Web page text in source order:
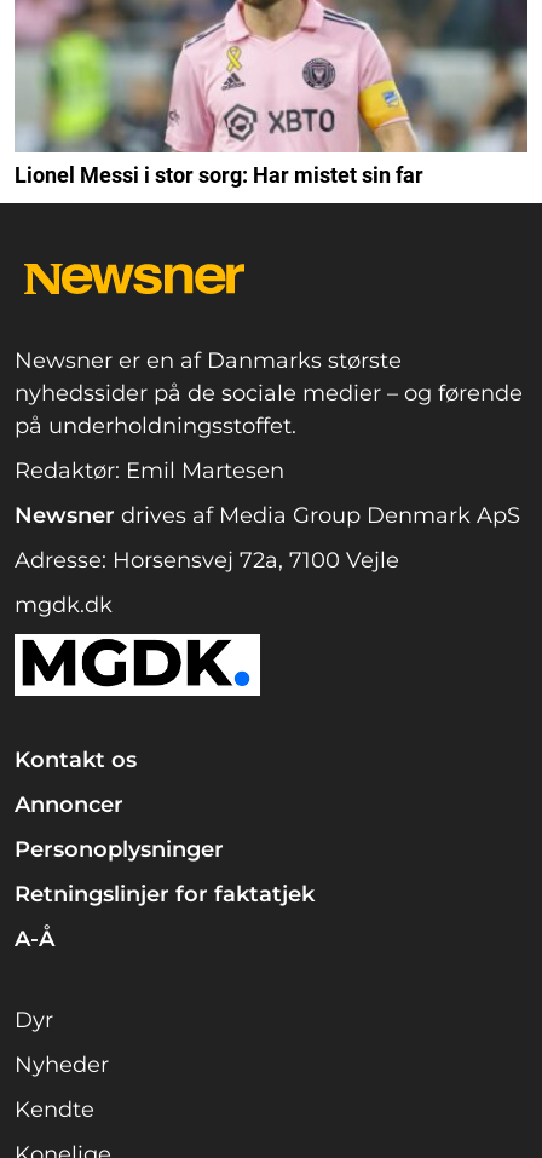
Lionel Messi i stor sorg: Har mistet sin far
Newsner er en af Danmarks største
nyhedssider på de sociale medier – og førende
på underholdningsstoffet.
Redaktør: Emil Martesen
Newsner drives af Media Group Denmark ApS
Adresse: Horsensvej 72a, 7100 Vejle
mgdk.dk
Kontakt os
Annoncer
Personoplysninger
Retningslinjer for faktatjek
A-Å
Dyr
Nyheder
Kendte